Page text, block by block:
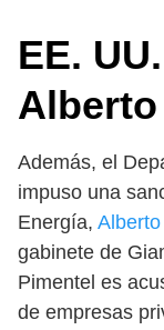
EE.
Además, el
impuso una
Energía, Alberto
gabinete de
Pimentel es
de empresas